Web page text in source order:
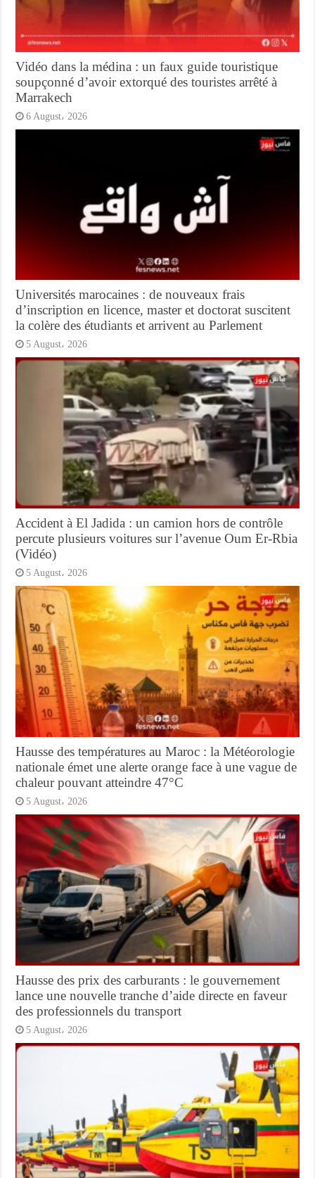
Vidéo dans la médina : un faux guide touristique
soupçonné d’avoir extorqué des touristes arrêté à
Marrakech
6 August، 2026
Universités marocaines : de nouveaux frais
d’inscription en licence, master et doctorat suscitent
la colère des étudiants et arrivent au Parlement
5 August، 2026
Accident à El Jadida : un camion hors de contrôle
percute plusieurs voitures sur l’avenue Oum Er-Rbia
(Vidéo)
5 August، 2026
Hausse des températures au Maroc : la Météorologie
nationale émet une alerte orange face à une vague de
chaleur pouvant atteindre 47°C
5 August، 2026
Hausse des prix des carburants : le gouvernement
lance une nouvelle tranche d’aide directe en faveur
des professionnels du transport
5 August، 2026